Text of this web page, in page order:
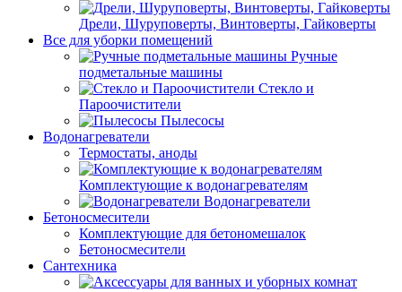
Дрели, Шуруповерты, Винтоверты, Гайковерты
Все для уборки помещений
Ручные
подметальные машины
Стекло и
Пароочистители
Пылесосы
Водонагреватели
Термостаты, аноды
Комплектующие к водонагревателям
Водонагреватели
Бетоносмесители
Комплектующие для бетономешалок
Бетоносмесители
Сантехника